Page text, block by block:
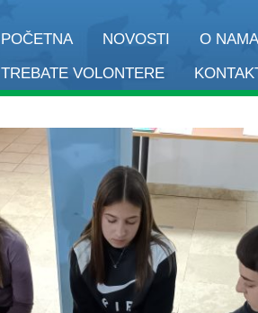
POČETNA NOVOSTI O NAMA
TREBATE VOLONTERE